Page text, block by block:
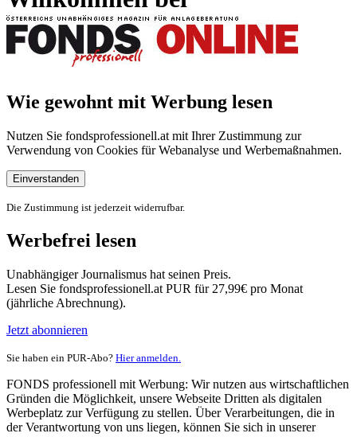
Wie gewohnt mit Werbung lesen
Nutzen Sie fondsprofessionell.at mit Ihrer Zustimmung zur
Verwendung von Cookies für Webanalyse und Werbemaßnahmen.
Einverstanden
Die Zustimmung ist jederzeit widerrufbar.
Werbefrei lesen
Unabhängiger Journalismus hat seinen Preis.
Lesen Sie fondsprofessionell.at PUR für 27,99€ pro Monat
(jährliche Abrechnung).
Jetzt abonnieren
Sie haben ein PUR-Abo? Hier anmelden.
FONDS professionell mit Werbung: Wir nutzen aus wirtschaftlichen
Gründen die Möglichkeit, unsere Webseite Dritten als digitalen
Werbeplatz zur Verfügung zu stellen. Über Verarbeitungen, die in
der Verantwortung von uns liegen, können Sie sich in unserer